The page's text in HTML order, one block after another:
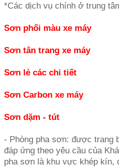
*Các dịch vụ chính ở trung
Sơn phối màu xe máy
Sơn tân trang xe máy
Sơn lẻ các chi tiết
Sơn Carbon xe máy
Sơn dặm - tút
- Phòng pha sơn: được trang
đáp ứng theo yêu cầu của
pha sơn là khu vực khép kín,